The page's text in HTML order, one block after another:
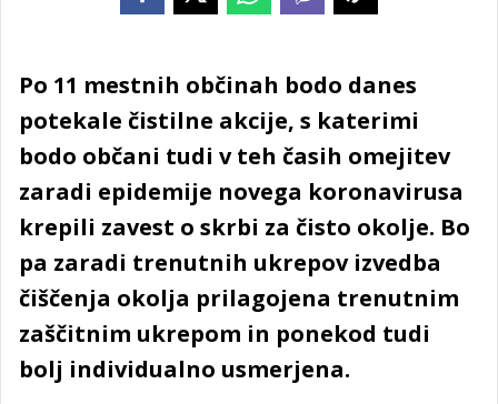
Po 11 mestnih občinah bodo danes
potekale čistilne akcije, s katerimi
bodo občani tudi v teh časih omejitev
zaradi epidemije novega koronavirusa
krepili zavest o skrbi za čisto okolje. Bo
pa zaradi trenutnih ukrepov izvedba
čiščenja okolja prilagojena trenutnim
zaščitnim ukrepom in ponekod tudi
bolj individualno usmerjena.